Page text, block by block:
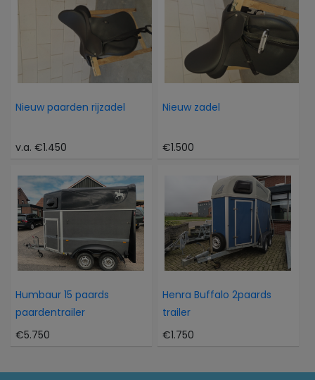
Nieuw paarden rijzadel
v.a. €1.450
Nieuw zadel
€1.500
Humbaur 15 paards
paardentrailer
€5.750
Henra Buffalo 2paards
trailer
€1.750